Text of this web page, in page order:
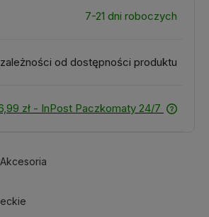
7-21 dni roboczych
od dostępności produktu
zł - InPost Paczkomaty 24/7